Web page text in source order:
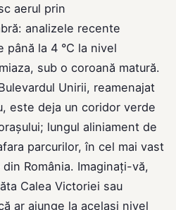
aerul prin
analizele recente
până la 4 °C la nivel
sub o coroană matură.
Unirii, reamenajat
este deja un coridor verde
lungul aliniament de
parcurilor, în cel mai vast
România. Imaginaţi-vă,
Calea Victoriei sau
ar ajunge la acelaşi nivel